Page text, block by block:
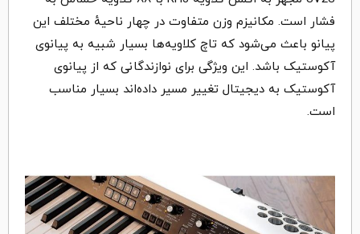
فشار است. مکانیزم وزن متفاوت در چهار ناحیهٔ مختلف این
پیانو باعث می‌شود که تاچ کلاویه‌ها بسیار شبیه به پیانوی
آکوستیک باشد. این ویژگی برای نوازندگانی که از پیانوی
آکوستیک به دیجیتال تغییر مسیر داده‌اند بسیار مناسب
است.